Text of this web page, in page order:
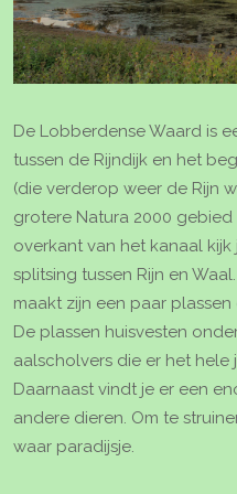
De Lobberdense Waard is
tussen de Rijndijk en het
(die verderop weer de Rijn
grotere Natura 2000
overkant van het kanaal
splitsing tussen Rijn en
maakt zijn een paar
De plassen huisvesten
aalscholvers die er het hele
Daarnaast vindt je er een
andere dieren. Om te
waar paradijsje.